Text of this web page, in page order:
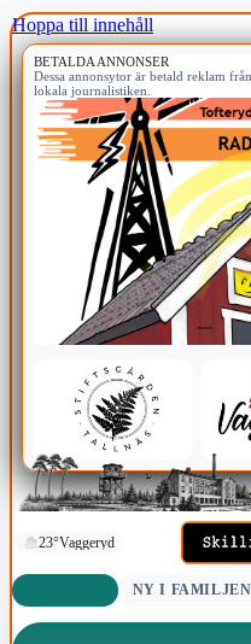
Hoppa till innehåll
BETALDA ANNONSER
Dessa annonsytor är betald reklam
lokala journalistiken.
23°Vaggeryd
NY I FAMILJEN